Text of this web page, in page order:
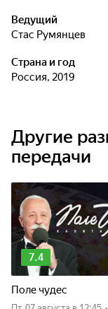
Ведущий
Стас Румянцев
Страна и год
Россия, 2019
Другие
передачи
7.4
Поле чудес